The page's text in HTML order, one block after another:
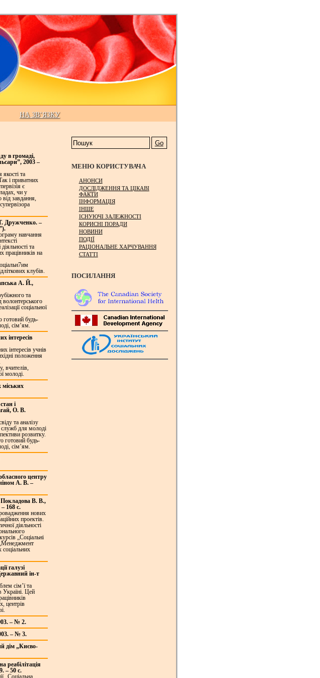
НА ЗВ’ЯЗКУ
в громаді,
2003 –
та
і приватних
є
чи у
завдання,
Дружченко. –
навчання
та
працівників на
клубів.
А. Й.,
та
волонтерського
соціальної
готовий будь-
сім’ям.
інтересів
інтересів учнів
положення
вчителів,
молоді.
міських
і
О. В.
та аналізу
служб для молоді
розвитку.
готовий будь-
сім’ям.
центру
А. В. –
Покладова В. В.,
168 с.
нових
проектів.
діяльності
„Соціальні
„Менеджмент
соціальних
галузі
ін-т
сім’ї та
Україні. Цей
центрів
– № 2.
– № 3.
дім „Києво-
реабілітація
– 50 с.
„Соціальна
МЕНЮ КОРИСТУВАЧА
АНОНСИ
ДОСЛІДЖЕННЯ ТА ЦІКАВІ
ФАКТИ
ІНФОРМАЦІЯ
ІНШЕ
ІСНУЮЧІ ЗАЛЕЖНОСТІ
КОРИСНІ ПОРАДИ
НОВИНИ
ПОДІЇ
РАЦІОНАЛЬНЕ ХАРЧУВАННЯ
СТАТТІ
ПОСИЛАННЯ